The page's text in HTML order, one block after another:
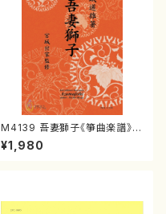
M4139 吾妻獅子《箏曲楽譜》
（箏/宮城道雄著・宮城宗家監修/
箏曲古典楽譜）
¥1,980